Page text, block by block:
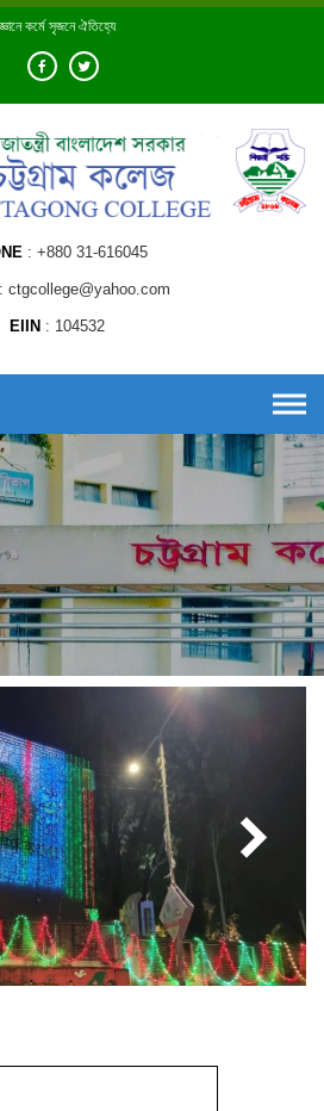
জ্ঞানে কর্মে সৃজনে ঐতিহ্যে
+880 31-616045
ctgcollege@yahoo.com
EIIN 104532